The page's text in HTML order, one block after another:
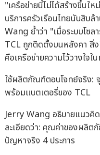
"เครือข่ายนี้ไม่ได้สร้างขึ้นใ
บริการครัวเรือนไทยนับสิบ
Wang ย้ำว่า "เมื่อระบบโซ
TCL ถูกติดตั้งบนหลังคา สิ่
คือเครือข่ายความไว้วางใจ
ใช้ผลิตภัณฑ์ตอบโจทย์จริง:
พร้อมแบตเตอรี่ของ TCL
Jerry Wang อธิบายแนว
ละเอียดว่า: คุณค่าของผลิต
ปัญหาจริง 4 ประการ